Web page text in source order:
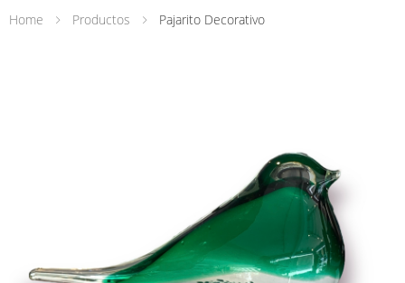
Home Productos Pajarito Decorativo